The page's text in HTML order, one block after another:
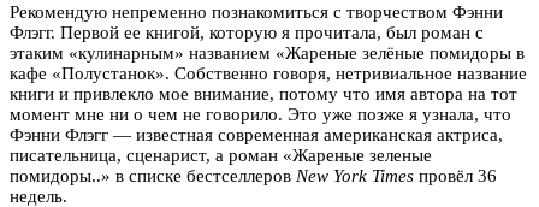
Рекомендую непременно познакомиться с творчеством Фэнни
Флэгг. Первой ее книгой, которую я прочитала, был роман с
этаким «кулинарным» названием «Жареные зелёные помидоры в
кафе «Полустанок». Собственно говоря, нетривиальное название
книги и привлекло мое внимание, потому что имя автора на тот
момент мне ни о чем не говорило. Это уже позже я узнала, что
Фэнни Флэгг — известная современная американская актриса,
писательница, сценарист, а роман «Жареные зеленые
помидоры..» в списке бестселлеров New York Times провёл 36
недель.